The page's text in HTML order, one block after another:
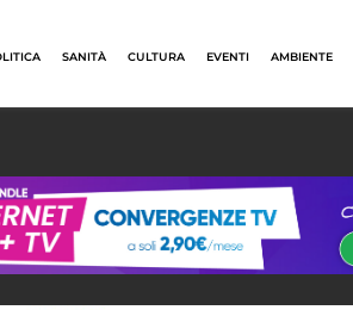
SANITÀ CULTURA EVENTI AMBIENTE